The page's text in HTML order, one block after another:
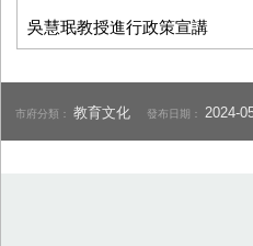
吳慧珉教授進行政策宣講
市府分類：教育文化 發布日期：2024-